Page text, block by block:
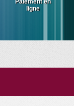
Paiement en
ligne